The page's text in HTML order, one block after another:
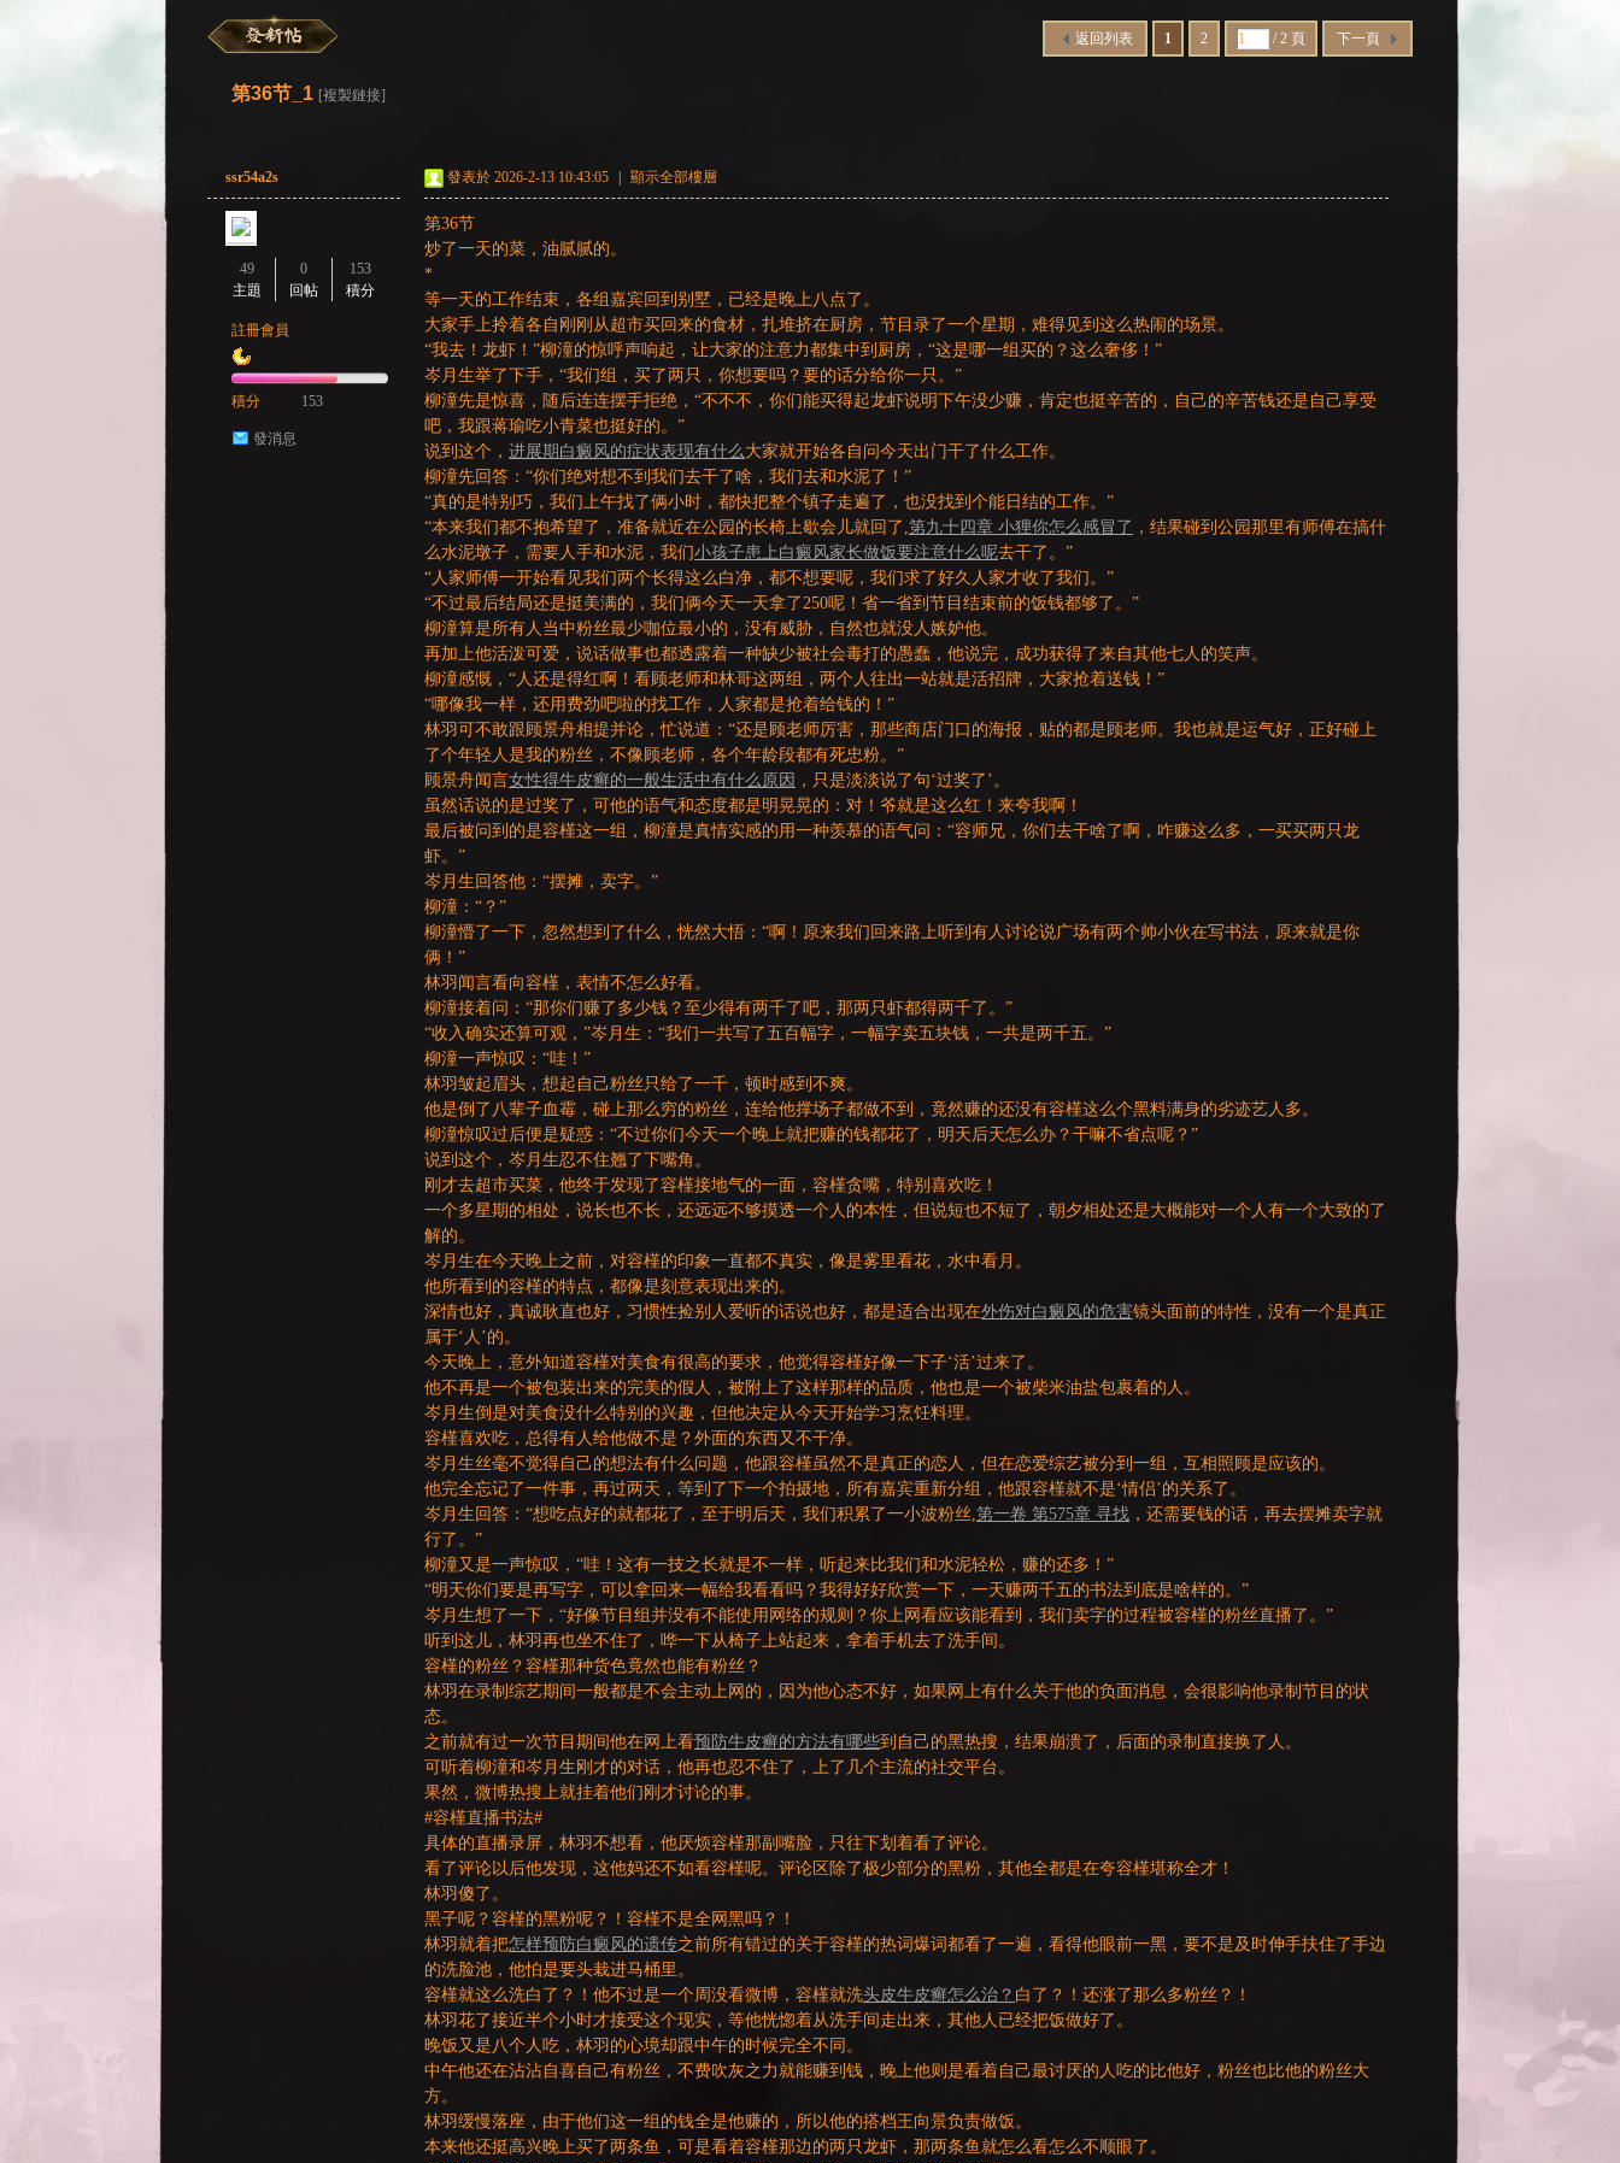
» ›
1 2 / 2 頁 下一頁
返回列表
第36节_1 [複製鏈接]
ssr54a2s
49
主題
0
回帖
153
積分
註冊會員
積分 153
發消息
發表於 2026-2-13 10:43:05 顯示全部樓層
第36节
炒了一天的菜，油腻腻的。
*
等一天的工作结束，各组嘉宾回到别墅，已经是晚上八点了。
大家手上拎着各自刚刚从超市买回来的食材，扎堆挤在厨房，节目录了一个星期，难得见到这么热闹的场景。
“我去！龙虾！”柳潼的惊呼声响起，让大家的注意力都集中到厨房，“这是哪一组买的？这么奢侈！”
岑月生举了下手，“我们组，买了两只，你想要吗？要的话分给你一只。”
柳潼先是惊喜，随后连连摆手拒绝，“不不不，你们能买得起龙虾说明下午没少赚，肯定也挺辛苦的，自己的辛苦钱还是自己享受
吧，我跟蒋瑜吃小青菜也挺好的。”
说到这个， 进展期白癜风的症状表现有什么大家就开始各自问今天出门干了什么工作。
柳潼先回答：“你们绝对想不到我们去干了啥，我们去和水泥了！”
“真的是特别巧，我们上午找了俩小时，都快把整个镇子走遍了，也没找到个能日结的工作。”
“本来我们都不抱希望了，准备就近在公园的长椅上歇会儿就回了,第九十四章 小狸你怎么感冒了 ，结果碰到公园那里有师傅在搞什
么水泥墩子，需要人手和水泥，我们小孩子患上白癜风家长做饭要注意什么呢去干了。”
“人家师傅一开始看见我们两个长得这么白净，都不想要呢，我们求了好久人家才收了我们。”
“不过最后结局还是挺美满的，我们俩今天一天拿了250呢！省一省到节目结束前的饭钱都够了。”
柳潼算是所有人当中粉丝最少咖位最小的，没有威胁，自然也就没人嫉妒他。
再加上他活泼可爱，说话做事也都透露着一种缺少被社会毒打的愚蠢，他说完，成功获得了来自其他七人的笑声。
柳潼感慨，“人还是得红啊！看顾老师和林哥这两组，两个人往出一站就是活招牌，大家抢着送钱！”
“哪像我一样，还用费劲吧啦的找工作，人家都是抢着给钱的！”
林羽可不敢跟顾景舟相提并论，忙说道：“还是顾老师厉害，那些商店门口的海报，贴的都是顾老师。我也就是运气好，正好碰上
了个年轻人是我的粉丝，不像顾老师，各个年龄段都有死忠粉。”
顾景舟闻言女性得牛皮癣的一般生活中有什么原因 ，只是淡淡说了句‘过奖了’。
虽然话说的是过奖了，可他的语气和态度都是明晃晃的：对！爷就是这么红！来夸我啊！
最后被问到的是容槿这一组，柳潼是真情实感的用一种羡慕的语气问：“容师兄，你们去干啥了啊，咋赚这么多，一买买两只龙
虾。”
岑月生回答他：“摆摊，卖字。”
柳潼：“？”
柳潼懵了一下，忽然想到了什么，恍然大悟：“啊！原来我们回来路上听到有人讨论说广场有两个帅小伙在写书法，原来就是你
俩！”
林羽闻言看向容槿，表情不怎么好看。
柳潼接着问：“那你们赚了多少钱？至少得有两千了吧，那两只虾都得两千了。”
“收入确实还算可观，”岑月生：“我们一共写了五百幅字，一幅字卖五块钱，一共是两千五。”
柳潼一声惊叹：“哇！”
林羽皱起眉头，想起自己粉丝只给了一千，顿时感到不爽。
他是倒了八辈子血霉，碰上那么穷的粉丝，连给他撑场子都做不到，竟然赚的还没有容槿这么个黑料满身的劣迹艺人多。
柳潼惊叹过后便是疑惑：“不过你们今天一个晚上就把赚的钱都花了，明天后天怎么办？干嘛不省点呢？”
说到这个，岑月生忍不住翘了下嘴角。
刚才去超市买菜，他终于发现了容槿接地气的一面，容槿贪嘴，特别喜欢吃！
一个多星期的相处，说长也不长，还远远不够摸透一个人的本性，但说短也不短了，朝夕相处还是大概能对一个人有一个大致的了
解的。
岑月生在今天晚上之前，对容槿的印象一直都不真实，像是雾里看花，水中看月。
他所看到的容槿的特点，都像是刻意表现出来的。
深情也好，真诚耿直也好，习惯性捡别人爱听的话说也好，都是适合出现在外伤对白癜风的危害镜头面前的特性，没有一个是真正
属于‘人’的。
今天晚上，意外知道容槿对美食有很高的要求，他觉得容槿好像一下子‘活’过来了。
他不再是一个被包装出来的完美的假人，被附上了这样那样的品质，他也是一个被柴米油盐包裹着的人。
岑月生倒是对美食没什么特别的兴趣，但他决定从今天开始学习烹饪料理。
容槿喜欢吃，总得有人给他做不是？外面的东西又不干净。
岑月生丝毫不觉得自己的想法有什么问题，他跟容槿虽然不是真正的恋人，但在恋爱综艺被分到一组，互相照顾是应该的。
他完全忘记了一件事，再过两天，等到了下一个拍摄地，所有嘉宾重新分组，他跟容槿就不是‘情侣’的关系了。
岑月生回答：“想吃点好的就都花了，至于明后天，我们积累了一小波粉丝,第一卷 第575章 寻找 ，还需要钱的话，再去摆摊卖字就
行了。”
柳潼又是一声惊叹，“哇！这有一技之长就是不一样，听起来比我们和水泥轻松，赚的还多！”
“明天你们要是再写字，可以拿回来一幅给我看看吗？我得好好欣赏一下，一天赚两千五的书法到底是啥样的。”
岑月生想了一下，“好像节目组并没有不能使用网络的规则？你上网看应该能看到，我们卖字的过程被容槿的粉丝直播了。”
听到这儿，林羽再也坐不住了，哗一下从椅子上站起来，拿着手机去了洗手间。
容槿的粉丝？容槿那种货色竟然也能有粉丝？
林羽在录制综艺期间一般都是不会主动上网的，因为他心态不好，如果网上有什么关于他的负面消息，会很影响他录制节目的状
态。
之前就有过一次节目期间他在网上看预防牛皮癣的方法有哪些到自己的黑热搜，结果崩溃了，后面的录制直接换了人。
可听着柳潼和岑月生刚才的对话，他再也忍不住了，上了几个主流的社交平台。
果然，微博热搜上就挂着他们刚才讨论的事。
#容槿直播书法#
具体的直播录屏，林羽不想看，他厌烦容槿那副嘴脸，只往下划着看了评论。
看了评论以后他发现，这他妈还不如看容槿呢。评论区除了极少部分的黑粉，其他全都是在夸容槿堪称全才！
林羽傻了。
黑子呢？容槿的黑粉呢？！容槿不是全网黑吗？！
林羽就着把怎样预防白癜风的遗传之前所有错过的关于容槿的热词爆词都看了一遍，看得他眼前一黑，要不是及时伸手扶住了手边
的洗脸池，他怕是要头栽进马桶里。
容槿就这么洗白了？！他不过是一个周没看微博，容槿就洗头皮牛皮癣怎么治？ 白了？！还涨了那么多粉丝？！
林羽花了接近半个小时才接受这个现实，等他恍惚着从洗手间走出来，其他人已经把饭做好了。
晚饭又是八个人吃，林羽的心境却跟中午的时候完全不同。
中午他还在沾沾自喜自己有粉丝，不费吹灰之力就能赚到钱，晚上他则是看着自己最讨厌的人吃的比他好，粉丝也比他的粉丝大
方。
林羽缓慢落座，由于他们这一组的钱全是他赚的，所以他的搭档王向景负责做饭。
本来他还挺高兴晚上买了两条鱼，可是看着容槿那边的两只龙虾，那两条鱼就怎么看怎么不顺眼了。